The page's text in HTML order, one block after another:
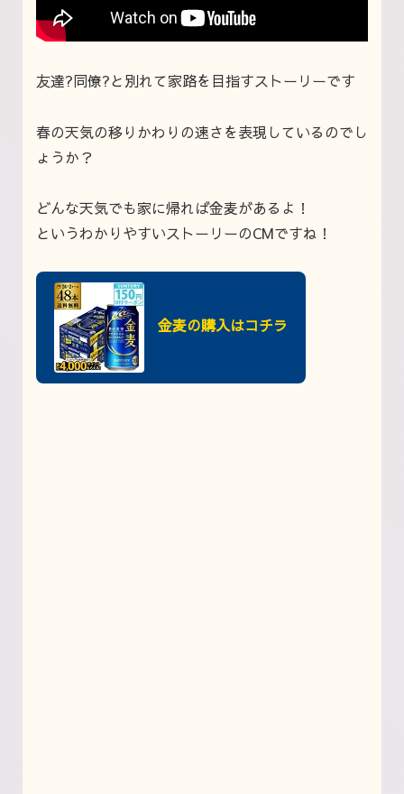
友達?同僚?と別れて家路を目指すストーリーです
春の天気の移りかわりの速さを表現しているのでし
ょうか？
どんな天気でも家に帰れば金麦があるよ！
というわかりやすいストーリーのCMですね！
金麦の購入はコチラ